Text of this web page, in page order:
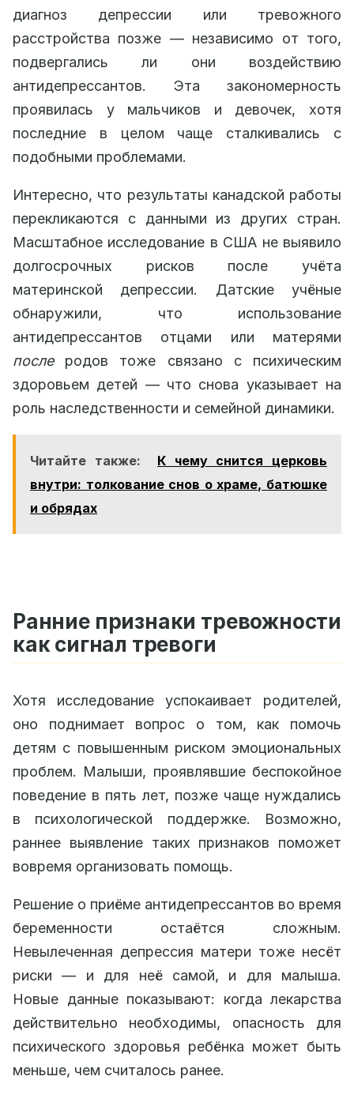
диагноз депрессии или тревожного
расстройства позже — независимо от того,
подвергались ли они воздействию
антидепрессантов. Эта закономерность
проявилась у мальчиков и девочек, хотя
последние в целом чаще сталкивались с
подобными проблемами.
Интересно, что результаты канадской работы
перекликаются с данными из других стран.
Масштабное исследование в США не выявило
долгосрочных рисков после учёта
материнской депрессии. Датские учёные
обнаружили, что использование
антидепрессантов отцами или матерями
послеродов тоже связано с психическим
здоровьем детей — что снова указывает на
роль наследственности и семейной динамики.
Читайте также:
К чему снится церковь
внутри: толкование снов о храме, батюшке
и обрядах
Ранние признаки тревожности
как сигнал тревоги
Хотя исследование успокаивает родителей,
оно поднимает вопрос о том, как помочь
детям с повышенным риском эмоциональных
проблем. Малыши, проявлявшие беспокойное
поведение в пять лет, позже чаще нуждались
в психологической поддержке. Возможно,
раннее выявление таких признаков поможет
вовремя организовать помощь.
Решение о приёме антидепрессантов во время
беременности остаётся сложным.
Невылеченная депрессия матери тоже несёт
риски — и для неё самой, и для малыша.
Новые данные показывают: когда лекарства
действительно необходимы, опасность для
психического здоровья ребёнка может быть
меньше, чем считалось ранее.